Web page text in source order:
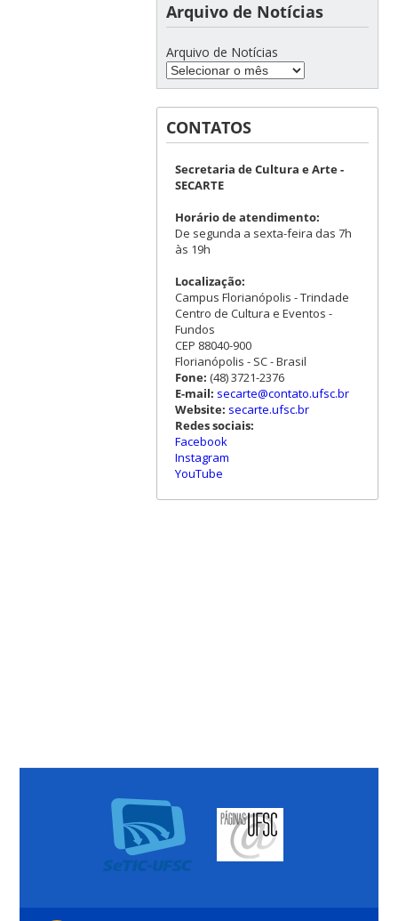
Arquivo de Notícias
Arquivo de Notícias
CONTATOS
Secretaria de Cultura e Arte -
SECARTE
Horário de atendimento:
De segunda a sexta-feira das 7h
às 19h
Localização:
Campus Florianópolis - Trindade
Centro de Cultura e Eventos -
Fundos
CEP 88040-900
Florianópolis - SC - Brasil
Fone: (48) 3721-2376
E-mail: secarte@contato.ufsc.br
Website: secarte.ufsc.br
Redes sociais:
Facebook
Instagram
YouTube